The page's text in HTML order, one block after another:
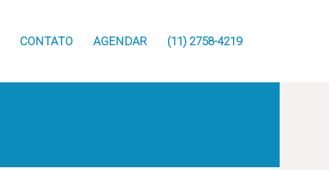
CONTATO AGENDAR (11) 2758-4219